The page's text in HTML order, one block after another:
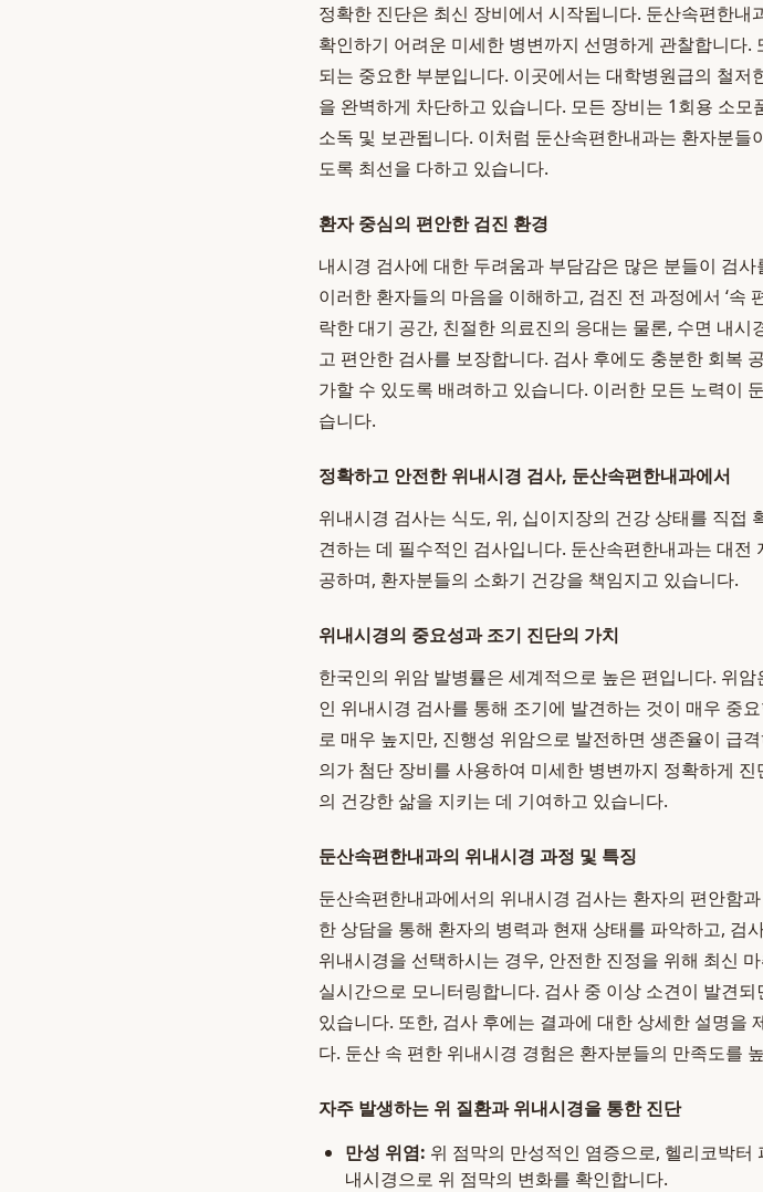
정확한 진단은 최신 장비에서 시작됩니다. 둔산속편한
확인하기 어려운 미세한 병변까지 선명하게 관찰합니다
되는 중요한 부분입니다. 이곳에서는 대학병원급의 철
을 완벽하게 차단하고 있습니다. 모든 장비는 1회용 소
소독 및 보관됩니다. 이처럼 둔산속편한내과는 환자분
도록 최선을 다하고 있습니다.
환자 중심의 편안한 검진 환경
내시경 검사에 대한 두려움과 부담감은 많은 분들이 검
이러한 환자들의 마음을 이해하고, 검진 전 과정에서 ‘속
락한 대기 공간, 친절한 의료진의 응대는 물론, 수면 내
고 편안한 검사를 보장합니다. 검사 후에도 충분한 회복
가할 수 있도록 배려하고 있습니다. 이러한 모든 노력이
습니다.
정확하고 안전한 위내시경 검사, 둔산속편한내과에서
위내시경 검사는 식도, 위, 십이지장의 건강 상태를 직접
견하는 데 필수적인 검사입니다. 둔산속편한내과는 대
공하며, 환자분들의 소화기 건강을 책임지고 있습니다.
위내시경의 중요성과 조기 진단의 가치
한국인의 위암 발병률은 세계적으로 높은 편입니다. 위
인 위내시경 검사를 통해 조기에 발견하는 것이 매우 중
로 매우 높지만, 진행성 위암으로 발전하면 생존율이 급
의가 첨단 장비를 사용하여 미세한 병변까지 정확하게
의 건강한 삶을 지키는 데 기여하고 있습니다.
둔산속편한내과의 위내시경 과정 및 특징
둔산속편한내과에서의 위내시경 검사는 환자의 편안함
한 상담을 통해 환자의 병력과 현재 상태를 파악하고, 검
위내시경을 선택하시는 경우, 안전한 진정을 위해 최신
실시간으로 모니터링합니다. 검사 중 이상 소견이 발견
있습니다. 또한, 검사 후에는 결과에 대한 상세한 설명을
다. 둔산 속 편한 위내시경 경험은 환자분들의 만족도를
자주 발생하는 위 질환과 위내시경을 통한 진단
만성 위염: 위 점막의 만성적인 염증으로, 헬리코박
내시경으로 위 점막의 변화를 확인합니다.